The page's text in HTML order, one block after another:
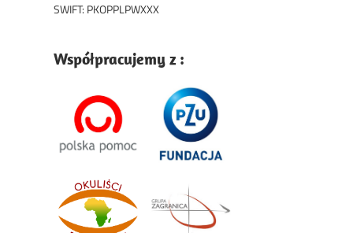
SWIFT: PKOPPLPWXXX
Współpracujemy z :